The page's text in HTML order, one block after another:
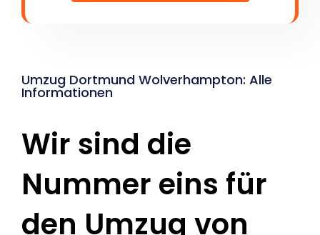
Umzug Dortmund Wolverhampton: Alle
Informationen
Wir sind die
Nummer eins für
den Umzug von